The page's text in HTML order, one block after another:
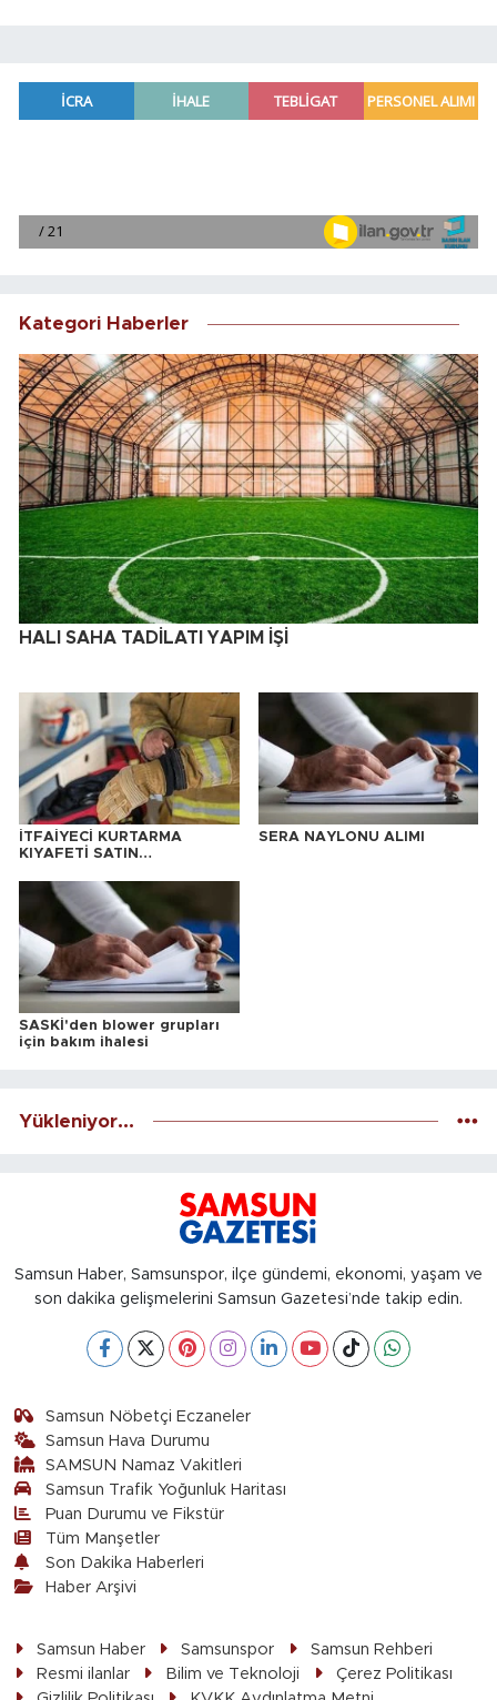
Kategori Haberler
HALI SAHA TADİLATI YAPIM İŞİ
İTFAİYECİ KURTARMA
KIYAFETİ SATIN
SERA NAYLONU ALIMI
SASKİ'den blower grupları
için bakım ihalesi
Yükleniyor...
Samsun Haber, Samsunspor, ilçe gündemi, ekonomi, yaşam ve
son dakika gelişmelerini Samsun Gazetesi’nde takip edin.
Samsun Nöbetçi Eczaneler
Samsun Hava Durumu
SAMSUN Namaz Vakitleri
Samsun Trafik Yoğunluk Haritası
Puan Durumu ve Fikstür
Tüm Manşetler
Son Dakika Haberleri
Haber Arşivi
Samsun Haber Samsunspor
Samsun Rehberi
Resmi ilanlar
Bilim ve Teknoloji
Çerez Politikası